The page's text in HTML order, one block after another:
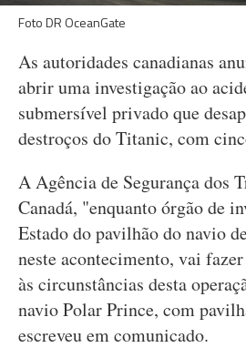
Foto DR OceanGate
As autoridades canadianas
abrir uma investigação ao
submersível privado que
destroços do Titanic, com
A Agência de Segurança dos
Canadá, "enquanto órgão de
Estado do pavilhão do navio
neste acontecimento, vai
às circunstâncias desta
navio Polar Prince, com
escreveu em comunicado.